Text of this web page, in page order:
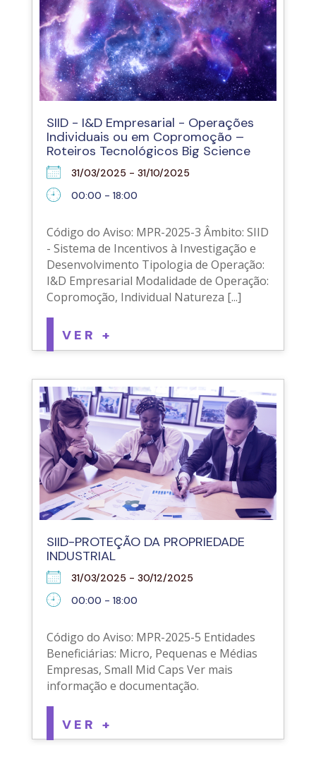
SIID - I&D Empresarial - Operações
Individuais ou em Copromoção –
Roteiros Tecnológicos Big Science
31/03/2025 - 31/10/2025
00:00 - 18:00
Código do Aviso: MPR-2025-3 Âmbito: SIID
- Sistema de Incentivos à Investigação e
Desenvolvimento Tipologia de Operação:
I&D Empresarial Modalidade de Operação:
Copromoção, Individual Natureza [...]
VER +
SIID-PROTEÇÃO DA PROPRIEDADE
INDUSTRIAL
31/03/2025 - 30/12/2025
00:00 - 18:00
Código do Aviso: MPR-2025-5 Entidades
Beneficiárias: Micro, Pequenas e Médias
Empresas, Small Mid Caps Ver mais
informação e documentação.
VER +